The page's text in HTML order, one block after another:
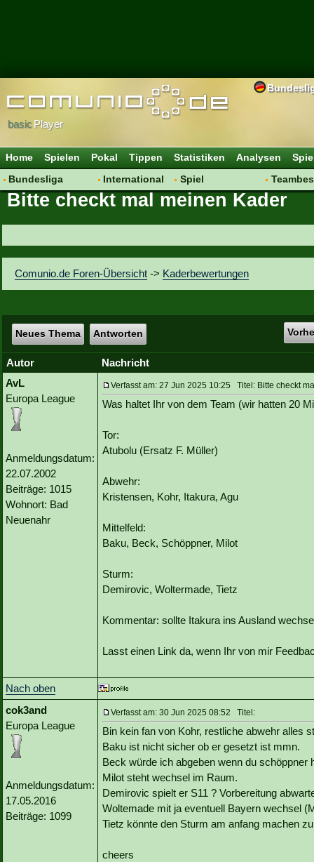
basicPlayer
Home Spielen Pokal Tippen Statistiken Analysen
Bundesliga
Hot News
Vereinsdiskussion
Vereinsfragen
International
Vereine
Spiel
Regeln & Tipps
Bitte checkt mal meinen Kader
Comunio.de Foren-Übersicht -> Kaderbewertungen
Neues Thema Antworten
Autor
Nachricht
AvL
Europa League
Anmeldungsdatum:
22.07.2002
Beiträge: 1015
Wohnort: Bad
Neuenahr
Verfasst am: 27 Jun 2025 10:25 Titel: Bitte checkt
Was haltet Ihr von dem Team (wir hatten 20
Tor:
Atubolu (Ersatz F. Müller)
Abwehr:
Kristensen, Kohr, Itakura, Agu
Mittelfeld:
Baku, Beck, Schöppner, Milot
Sturm:
Demirovic, Woltermade, Tietz
Kommentar: sollte Itakura ins Ausland
Lasst einen Link da, wenn Ihr von mir
Nach oben
cok3and
Europa League
Anmeldungsdatum:
17.05.2016
Beiträge: 1099
Verfasst am: 30 Jun 2025 08:52 Titel:
Bin kein fan von Kohr, restliche abwehr alles
Baku ist nicht sicher ob er gesetzt ist mmn.
Beck würde ich abgeben wenn du schöppner
Milot steht wechsel im Raum.
Demirovic spielt er S11 ? Vorbereitung
Woltemade mit ja eventuell Bayern wechsel
Tietz könnte den Sturm am anfang machen
cheers